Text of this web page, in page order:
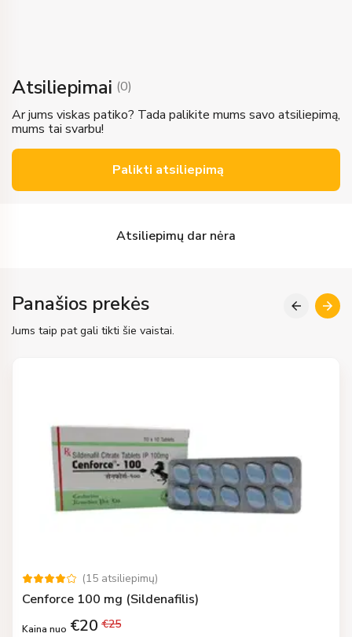
Atsiliepimai (0)
Ar jums viskas patiko? Tada palikite mums savo atsiliepimą,
mums tai svarbu!
Palikti atsiliepimą
Atsiliepimų dar nėra
Panašios prekės
Jums taip pat gali tikti šie vaistai.
(15 atsiliepimų)
Cenforce 100 mg (Sildenafilis)
Kaina nuo €20 €25